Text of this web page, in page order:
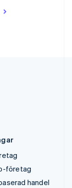
företag
handel